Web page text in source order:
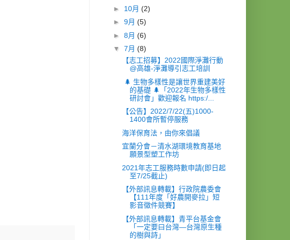
► 10月 (2)
► 9月 (5)
► 8月 (6)
▼ 7月 (8)
【志工招募】2022國際淨灘行動
@高雄-淨灘導引志工培訓
🌲 生物多樣性是讓世界重建美好
的基礎 🌲「2022年生物多樣性
研討會」歡迎報名 https:/...
【公告】2022/7/22(五)1000-
1400會所暫停服務
海洋保育法，由你來倡議
宜蘭分會－清水湖環境教育基地
願景型塑工作坊
2021年志工服務時數申請(即日起
至7/25截止)
【外部訊息轉載】行政院農委會
【111年度「好農開麥拉」短
影音徵件競賽】
【外部訊息轉載】青平台基金會
「一定要曰台灣—台灣原生種
的樹與詩」